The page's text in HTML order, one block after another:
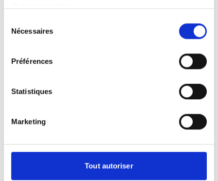
Nécessaires
Préférences
Statistiques
Marketing
Tout autoriser
Votre IRM à Esbly
L'examen d'IRM est une méthode
netteté exceptionnelle. À la différence
aimant très puissant et d'ondes de
en deux ou trois dimensions. Pour
qui se déplace doucement à l'intérieur
d'un aimant cylindrique. La coopération
du patient, notamment son immobilité,
est primordiale pour la qualité des